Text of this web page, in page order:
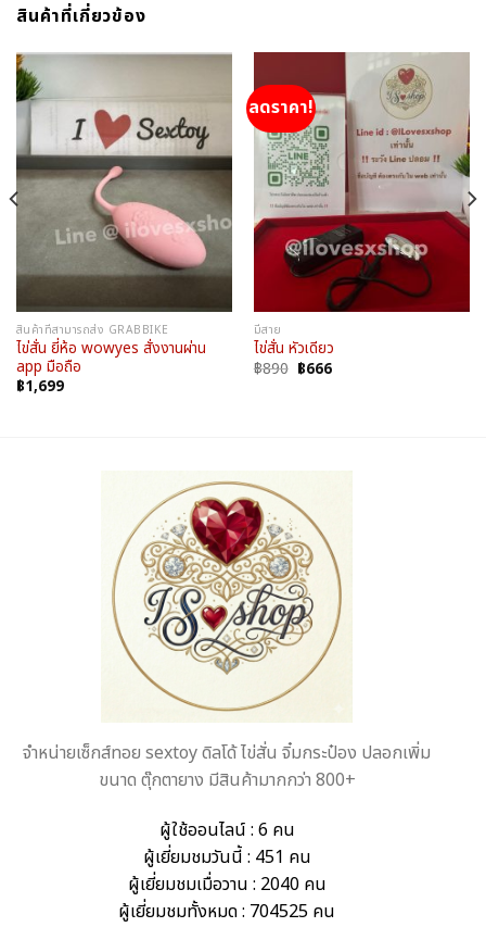
สินค้าที่เกี่ยวข้อง
สินค้าที่สามารถส่ง GRABBIKE
ไข่สั่น ยี่ห้อ wowyes สั่งงานผ่าน
app มือถือ
฿1,699
ลดราคา!
มีสาย
ไข่สั่น หัวเดียว
฿890 Original
price
฿666Current
จำหน่ายเซ็กส์ทอย sextoy ดิลโด้ ไข่สั่น จิ๋มกระป๋อง ปลอกเพิ่ม
ขนาด ตุ๊กตายาง มีสินค้ามากกว่า 800+
ผู้ใช้ออนไลน์ : 6 คน
ผู้เยี่ยมชมวันนี้ : 451 คน
ผู้เยี่ยมชมเมื่อวาน : 2040 คน
ผู้เยี่ยมชมทั้งหมด : 704525 คน